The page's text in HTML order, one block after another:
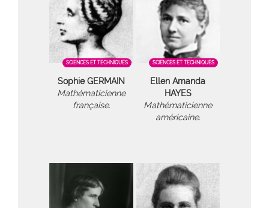
SCIENCES ET TECHNIQUES
Sophie GERMAIN
Mathématicienne
française.
SCIENCES ET TECHNIQUES
Ellen Amanda
HAYES
Mathématicienne
américaine.